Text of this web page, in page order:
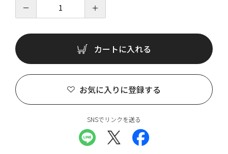
－ ＋
カートに入れる
お気に入りに登録する
SNSでリンクを送る